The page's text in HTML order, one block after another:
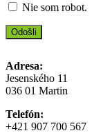
Nie som robot.
Adresa:
Jesenského 11
036 01 Martin
Telefón:
+421 907 700 567